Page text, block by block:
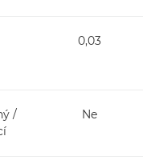
0,03
/
Ne